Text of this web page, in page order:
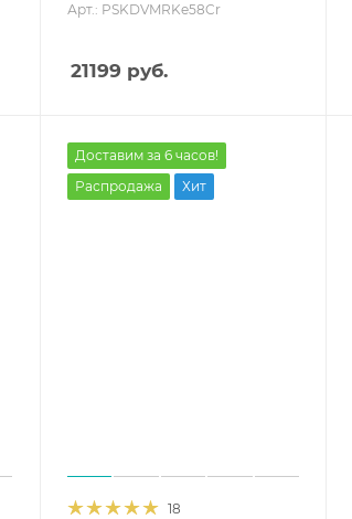
Арт.: PSKDVMRKe58Cr
21199 руб.
Доставим за 6 часов!
Распродажа
Хит
18